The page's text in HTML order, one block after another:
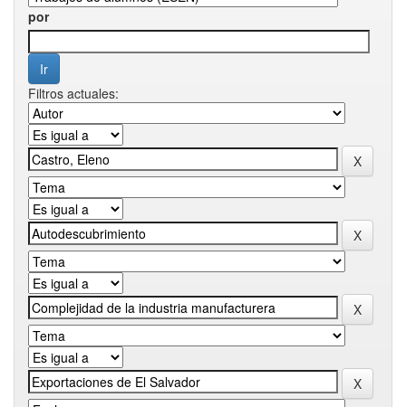
por
Filtros actuales: